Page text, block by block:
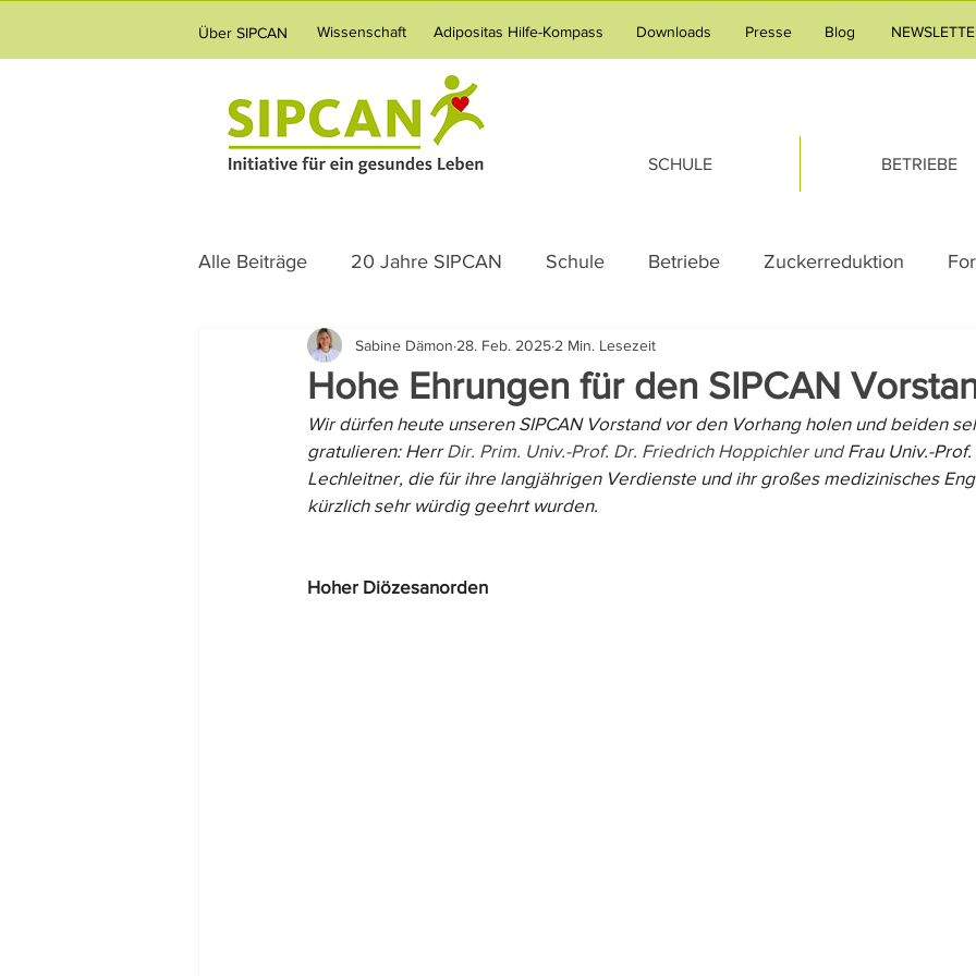
Über SIPCAN Wissenschaft Adipositas Hilfe-Kompass Downloads Presse Blog
SCHULE BETRIEBE
Alle Beiträge 20 Jahre SIPCAN Schule Betriebe Zuckerreduktion
Science News Ernährung Adipositas
Verpflegung Vernetzung Gesundheitsvorsorge Familie Tipps &
Rezepte
Hohe Ehrungen für den SIPCAN
Sabine Dämon 28. Feb. 2025 2 Min. Lesezeit
Wir dürfen heute unseren SIPCAN Vorstand vor den Vorhang holen und beiden
gratulieren: Herr Dir. Prim. Univ.-Prof. Dr. Friedrich Hoppichler und Frau Univ.-
Lechleitner, die für ihre langjährigen Verdienste und ihr großes medizinisches
kürzlich sehr würdig geehrt wurden.
Hoher Diözesanorden